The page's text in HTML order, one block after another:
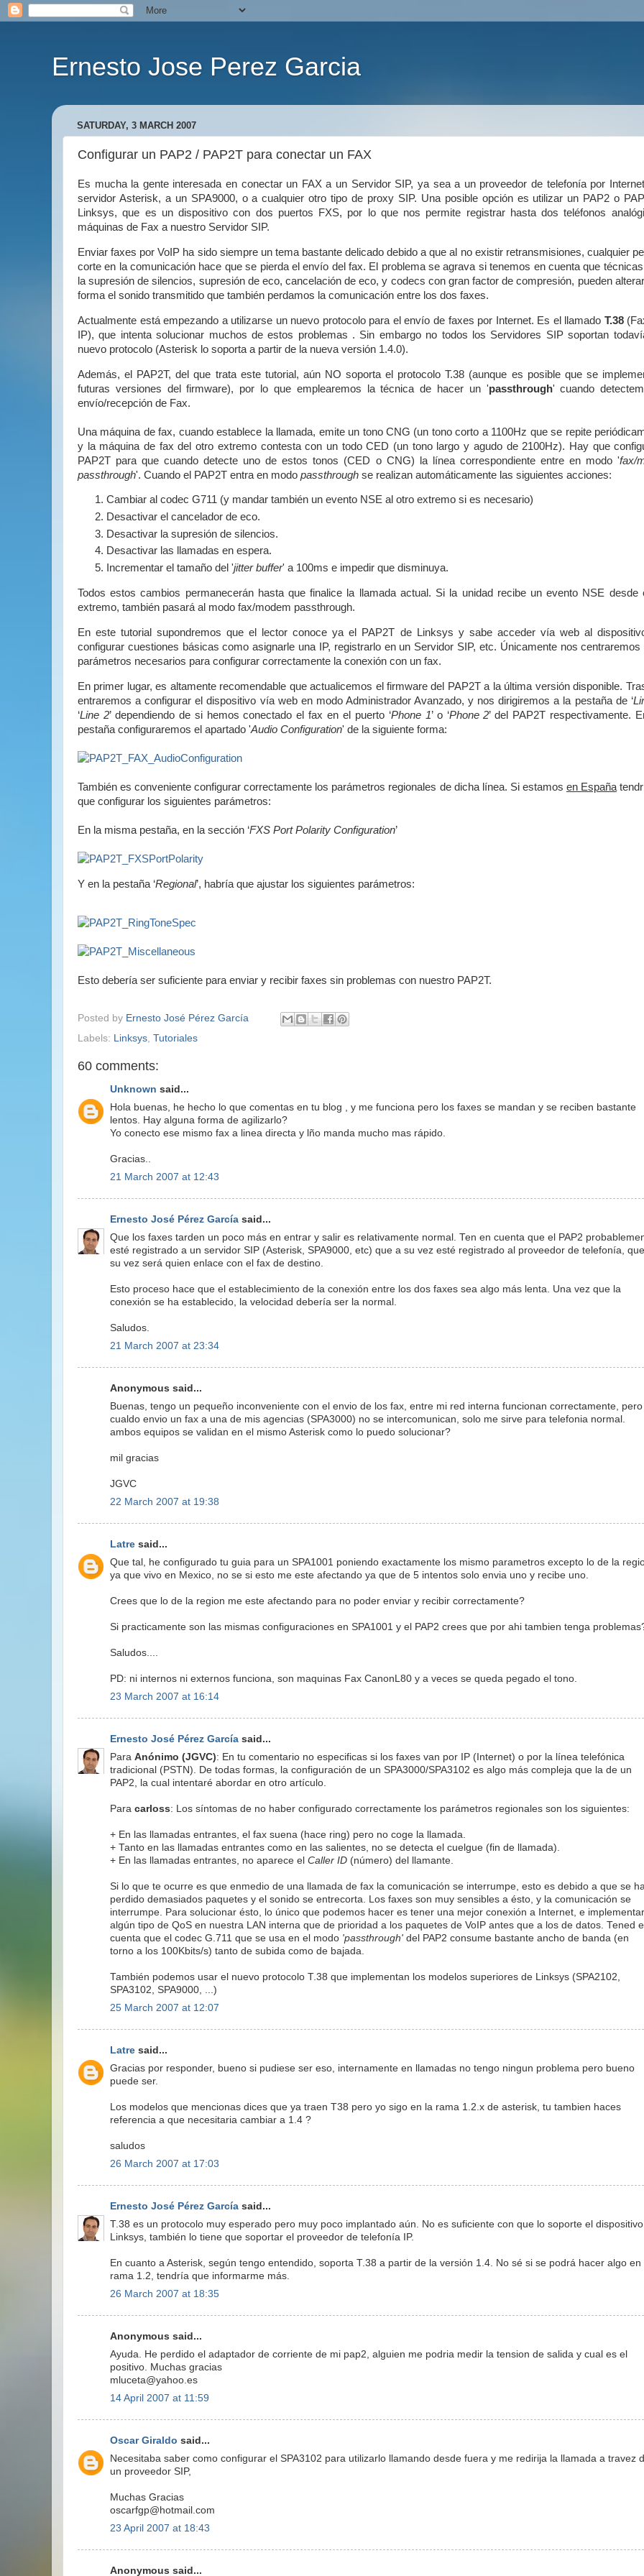
Ernesto Jose Perez Garcia
SATURDAY, 3 MARCH 2007
Configurar un PAP2 / PAP2T para conectar un FAX
Es mucha la gente interesada en conectar un FAX a un Servidor SIP, ya sea a un proveedor de telefonía por
servidor Asterisk, a un SPA9000, o a cualquier otro tipo de proxy SIP. Una posible opción es utilizar un PAP2 o
Linksys, que es un dispositivo con dos puertos FXS, por lo que nos permite registrar hasta dos teléfonos
máquinas de Fax a nuestro Servidor SIP.
Enviar faxes por VoIP ha sido siempre un tema bastante delicado debido a que al no existir retransmisiones, cualquier
corte en la comunicación hace que se pierda el envío del fax. El problema se agrava si tenemos en cuenta que
la supresión de silencios, supresión de eco, cancelación de eco, y codecs con gran factor de compresión, pueden
forma el sonido transmitido que también perdamos la comunicación entre los dos faxes.
Actualmente está empezando a utilizarse un nuevo protocolo para el envío de faxes por Internet. Es el llamado T.38
IP), que intenta solucionar muchos de estos problemas . Sin embargo no todos los Servidores SIP soportan
nuevo protocolo (Asterisk lo soporta a partir de la nueva versión 1.4.0).
Además, el PAP2T, del que trata este tutorial, aún NO soporta el protocolo T.38 (aunque es posible que se
futuras versiones del firmware), por lo que emplearemos la técnica de hacer un 'passthrough' cuando
envío/recepción de Fax.
Una máquina de fax, cuando establece la llamada, emite un tono CNG (un tono corto a 1100Hz que se repite
y la máquina de fax del otro extremo contesta con un todo CED (un tono largo y agudo de 2100Hz). Hay que
PAP2T para que cuando detecte uno de estos tonos (CED o CNG) la línea correspondiente entre en modo 'fax/
passthrough'. Cuando el PAP2T entra en modo passthrough se realizan automáticamente las siguientes acciones:
Cambiar al codec G711 (y mandar también un evento NSE al otro extremo si es necesario)
Desactivar el cancelador de eco.
Desactivar la supresión de silencios.
Desactivar las llamadas en espera.
Incrementar el tamaño del 'jitter buffer' a 100ms e impedir que disminuya.
Todos estos cambios permanecerán hasta que finalice la llamada actual. Si la unidad recibe un evento NSE desde
extremo, también pasará al modo fax/modem passthrough.
En este tutorial supondremos que el lector conoce ya el PAP2T de Linksys y sabe acceder vía web al
configurar cuestiones básicas como asignarle una IP, registrarlo en un Servidor SIP, etc. Únicamente nos centraremos
parámetros necesarios para configurar correctamente la conexión con un fax.
En primer lugar, es altamente recomendable que actualicemos el firmware del PAP2T a la última versión disponible.
entraremos a configurar el dispositivo vía web en modo Administrador Avanzado, y nos dirigiremos a la pestaña de ‘
‘Line 2’ dependiendo de si hemos conectado el fax en el puerto ‘Phone 1’ o ‘Phone 2’ del PAP2T respectivamente.
pestaña configuraremos el apartado 'Audio Configuration' de la siguiente forma:
También es conveniente configurar correctamente los parámetros regionales de dicha línea. Si estamos en España
que configurar los siguientes parámetros:
En la misma pestaña, en la sección ‘FXS Port Polarity Configuration’
Y en la pestaña ‘Regional’, habría que ajustar los siguientes parámetros:
Esto debería ser suficiente para enviar y recibir faxes sin problemas con nuestro PAP2T.
Posted by Ernesto José Pérez García
Labels:
Linksys Tutoriales
60 comments:
Unknown said...
Hola buenas, he hecho lo que comentas en tu blog , y me funciona pero los faxes se mandan y se reciben bastante
lentos. Hay alguna forma de agilizarlo?
Yo conecto ese mismo fax a linea directa y lño manda mucho mas rápido.
Gracias..
21 March 2007 at 12:43
Ernesto José Pérez García said...
Que los faxes tarden un poco más en entrar y salir es relativamente normal. Ten en cuenta que el PAP2
esté registrado a un servidor SIP (Asterisk, SPA9000, etc) que a su vez esté registrado al proveedor de telefonía,
su vez será quien enlace con el fax de destino.
Esto proceso hace que el establecimiento de la conexión entre los dos faxes sea algo más lenta. Una vez que la
conexión se ha establecido, la velocidad debería ser la normal.
Saludos.
21 March 2007 at 23:34
Anonymous said...
Buenas, tengo un pequeño inconveniente con el envio de los fax, entre mi red interna funcionan correctamente, pero
cualdo envio un fax a una de mis agencias (SPA3000) no se intercomunican, solo me sirve para telefonia normal.
ambos equipos se validan en el mismo Asterisk como lo puedo solucionar?
mil gracias
JGVC
22 March 2007 at 19:38
Latre said...
Que tal, he configurado tu guia para un SPA1001 poniendo exactamente los mismo parametros excepto lo de la
ya que vivo en Mexico, no se si esto me este afectando ya que de 5 intentos solo envia uno y recibe uno.
Crees que lo de la region me este afectando para no poder enviar y recibir correctamente?
Si practicamente son las mismas configuraciones en SPA1001 y el PAP2 crees que por ahi tambien tenga
Saludos....
PD: ni internos ni externos funciona, son maquinas Fax CanonL80 y a veces se queda pegado el tono.
23 March 2007 at 16:14
Ernesto José Pérez García said...
Para Anónimo (JGVC): En tu comentario no especificas si los faxes van por IP (Internet) o por la línea telefónica
tradicional (PSTN). De todas formas, la configuración de un SPA3000/SPA3102 es algo más compleja que la de un
PAP2, la cual intentaré abordar en otro artículo.
Para carloss: Los síntomas de no haber configurado correctamente los parámetros regionales son los siguientes:
+ En las llamadas entrantes, el fax suena (hace ring) pero no coge la llamada.
+ Tanto en las llamadas entrantes como en las salientes, no se detecta el cuelgue (fin de llamada).
+ En las llamadas entrantes, no aparece el Caller ID (número) del llamante.
Si lo que te ocurre es que enmedio de una llamada de fax la comunicación se interrumpe, esto es debido a que se
perdido demasiados paquetes y el sonido se entrecorta. Los faxes son muy sensibles a ésto, y la comunicación se
interrumpe. Para solucionar ésto, lo único que podemos hacer es tener una mejor conexión a Internet, e implementar
algún tipo de QoS en nuestra LAN interna que de prioridad a los paquetes de VoIP antes que a los de datos. Tened
cuenta que el codec G.711 que se usa en el modo 'passthrough' del PAP2 consume bastante ancho de banda (en
torno a los 100Kbits/s) tanto de subida como de bajada.
También podemos usar el nuevo protocolo T.38 que implementan los modelos superiores de Linksys (SPA2102,
SPA3102, SPA9000, ...)
25 March 2007 at 12:07
Latre said...
Gracias por responder, bueno si pudiese ser eso, internamente en llamadas no tengo ningun problema pero bueno
puede ser.
Los modelos que mencionas dices que ya traen T38 pero yo sigo en la rama 1.2.x de asterisk, tu tambien haces
referencia a que necesitaria cambiar a 1.4 ?
saludos
26 March 2007 at 17:03
Ernesto José Pérez García said...
T.38 es un protocolo muy esperado pero muy poco implantado aún. No es suficiente con que lo soporte el dispositivo
Linksys, también lo tiene que soportar el proveedor de telefonía IP.
En cuanto a Asterisk, según tengo entendido, soporta T.38 a partir de la versión 1.4. No sé si se podrá hacer algo en
rama 1.2, tendría que informarme más.
26 March 2007 at 18:35
Anonymous said...
Ayuda. He perdido el adaptador de corriente de mi pap2, alguien me podria medir la tension de salida y cual es el
positivo. Muchas gracias
mluceta@yahoo.es
14 April 2007 at 11:59
Oscar Giraldo said...
Necesitaba saber como configurar el SPA3102 para utilizarlo llamando desde fuera y me redirija la llamada a travez
un proveedor SIP,
Muchas Gracias
oscarfgp@hotmail.com
23 April 2007 at 18:43
Anonymous said...